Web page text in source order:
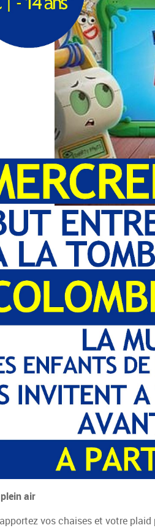
air
apportez vos chaises et votre